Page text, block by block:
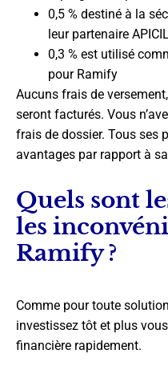
0,5 % destiné à la
leur partenaire
0,3 % est utilisé
pour Ramify
Aucuns frais de
seront facturés. Vous
frais de dossier. Tous ses
avantages par rapport à
Quels sont
les
Ramify ?
Comme pour toute
investissez tôt et plus
financière rapidement.